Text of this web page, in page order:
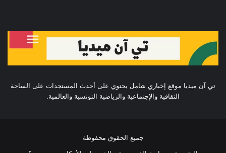
تي آن ميديا موقع إخباري شامل يحتوي على أحدث المستجدات على الساحة
الثقافية والإجتماعية والرياضية التونسية والعالمية.
جميع الحقوق محفوظة